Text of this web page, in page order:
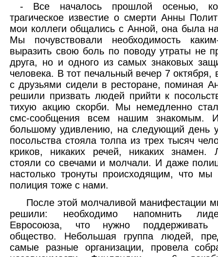
- Все началось прошлой осенью,
трагическое известие о смерти Анны
мои коллеги общались с Анной, она была
Мы почувствовали необходимость
выразить свою боль по поводу утраты не
друга, но и одного из самых знаковых
человека. В тот печальный вечер 7 октября,
с друзьями сидели в ресторане, поминая
решили призвать людей прийти к
тихую акцию скорби. Мы немедленно
смс-сообщения всем нашим знакомым.
большому удивлению, на следующий день у
посольства стояла толпа из трех тысяч
криков, никаких речей, никаких знамен.
стояли со свечами и молчали. И даже
настолько тронуты происходящим, что мы
полиция тоже с нами.
После этой молчаливой манифестации
решили: необходимо напомнить
Евросоюза, что нужно поддерживать
общество. Небольшая группа людей,
самые разные организации, провела